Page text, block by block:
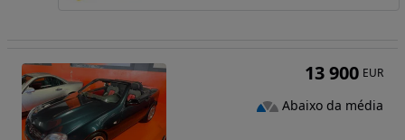
13 900 EUR
Abaixo da média